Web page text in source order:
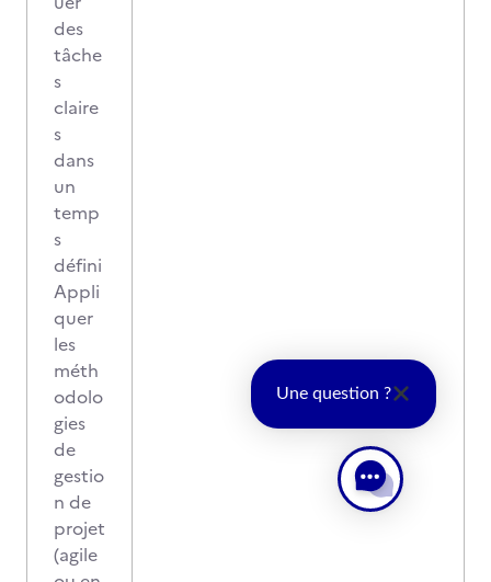
des
tâche
s
claire
s
dans
un
temp
s
défini
Appli
quer
les
méth
odolo
gies
de
gestio
n de
projet
(agile
Une question ?